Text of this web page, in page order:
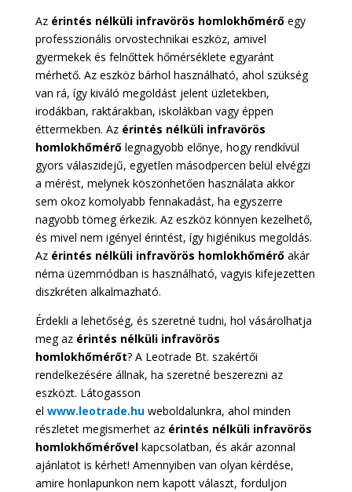
Az érintés nélküli infravörös homlokhőmérőegy
professzionális orvostechnikai eszköz, amivel
gyermekek és felnőttek hőmérséklete egyaránt
mérhető. Az eszköz bárhol használható, ahol szükség
van rá, így kiváló megoldást jelent üzletekben,
irodákban, raktárakban, iskolákban vagy éppen
éttermekben. Az érintés nélküli infravörös
homlokhőmérőlegnagyobb előnye, hogy rendkívül
gyors válaszidejű, egyetlen másodpercen belül elvégzi
a mérést, melynek köszönhetően használata akkor
sem okoz komolyabb fennakadást, ha egyszerre
nagyobb tömeg érkezik. Az eszköz könnyen kezelhető,
és mivel nem igényel érintést, így higiénikus megoldás.
Az érintés nélküli infravörös homlokhőmérőakár
néma üzemmódban is használható, vagyis kifejezetten
diszkréten alkalmazható.
Érdekli a lehetőség, és szeretné tudni, hol vásárolhatja
meg az érintés nélküli infravörös
homlokhőmérőt? A Leotrade Bt. szakértői
rendelkezésére állnak, ha szeretné beszerezni az
eszközt. Látogasson
el www.leotrade.huweboldalunkra, ahol minden
részletet megismerhet az érintés nélküli infravörös
homlokhőmérővelkapcsolatban, és akár azonnal
ajánlatot is kérhet! Amennyiben van olyan kérdése,
amire honlapunkon nem kapott választ, forduljon